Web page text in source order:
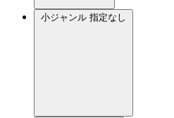
小ジャンル 指定なし